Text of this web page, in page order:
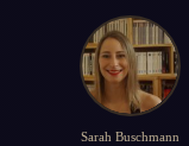
Sarah Buschmann